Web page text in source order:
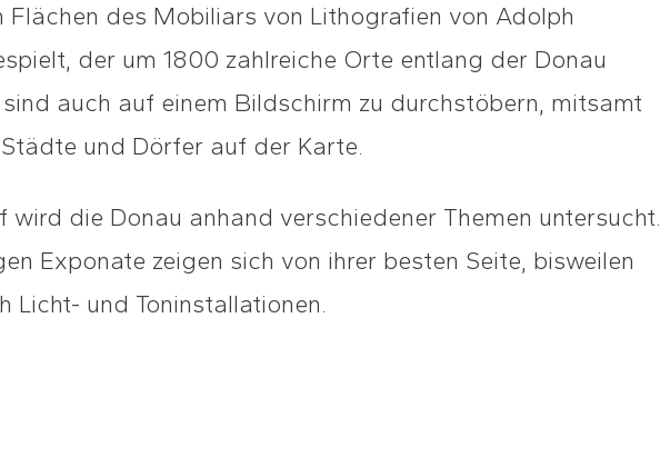
Flächen des Mobiliars von Lithografien von Adolph
der um 1800 zahlreiche Orte entlang der Donau
auch auf einem Bildschirm zu durchstöbern, mitsamt
und Dörfer auf der Karte.
wird die Donau anhand verschiedener Themen untersucht.
Exponate zeigen sich von ihrer besten Seite, bisweilen
Licht- und Toninstallationen.